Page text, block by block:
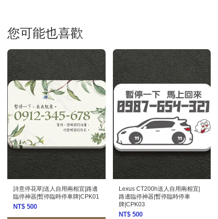
您可能也喜歡
詩意停花草|送人自用兩相宜|路邊
臨停神器|暫停臨時停車牌|CPK01
NT$ 500
Lexus CT200h送人自用兩相宜|
路邊臨停神器|暫停臨時停車
牌|CPK03
NT$ 500